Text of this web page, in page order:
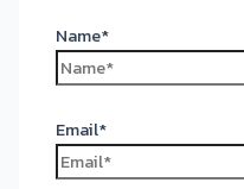
Name*
Email*